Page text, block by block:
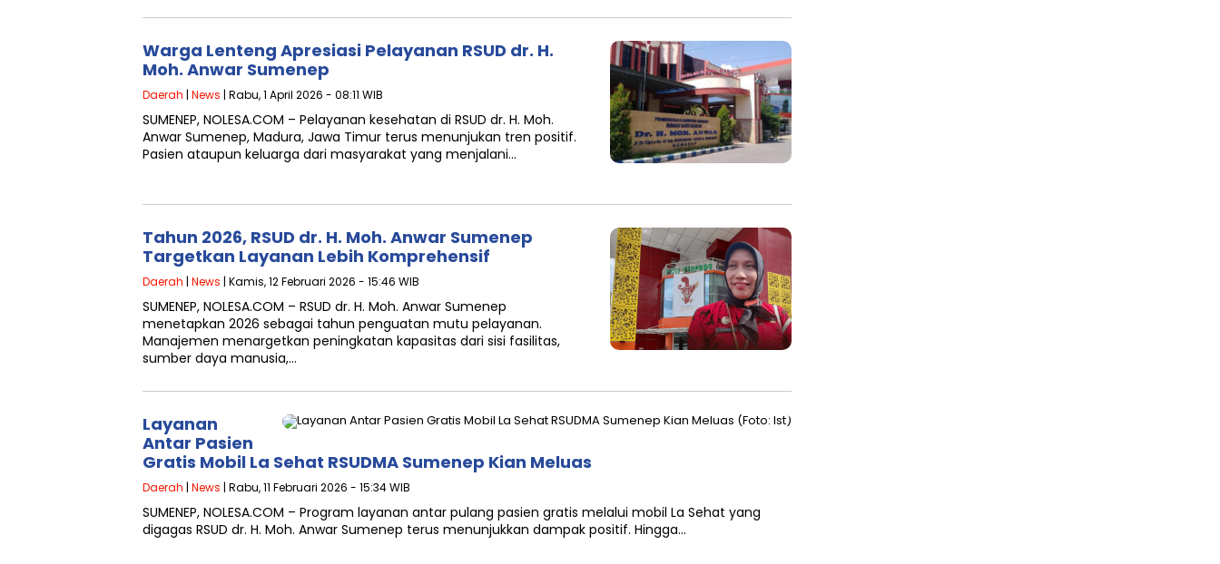
Warga Lenteng Apresiasi Pelayanan RSUD dr. H.
Moh. Anwar Sumenep
Daerah | News | Rabu, 1 April 2026 - 08:11 WIB
SUMENEP, NOLESA.COM – Pelayanan kesehatan di RSUD dr. H. Moh.
Anwar Sumenep, Madura, Jawa Timur terus menunjukan tren positif.
Pasien ataupun keluarga dari masyarakat yang menjalani…
Tahun 2026, RSUD dr. H. Moh. Anwar Sumenep
Targetkan Layanan Lebih Komprehensif
Daerah | News | Kamis, 12 Februari 2026 - 15:46 WIB
SUMENEP, NOLESA.COM – RSUD dr. H. Moh. Anwar Sumenep
menetapkan 2026 sebagai tahun penguatan mutu pelayanan.
Manajemen menargetkan peningkatan kapasitas dari sisi fasilitas,
sumber daya manusia,…
Layanan
Antar Pasien
Gratis Mobil La Sehat RSUDMA Sumenep Kian Meluas
Daerah | News | Rabu, 11 Februari 2026 - 15:34 WIB
SUMENEP, NOLESA.COM – Program layanan antar pulang pasien gratis melalui mobil La Sehat yang
digagas RSUD dr. H. Moh. Anwar Sumenep terus menunjukkan dampak positif. Hingga…